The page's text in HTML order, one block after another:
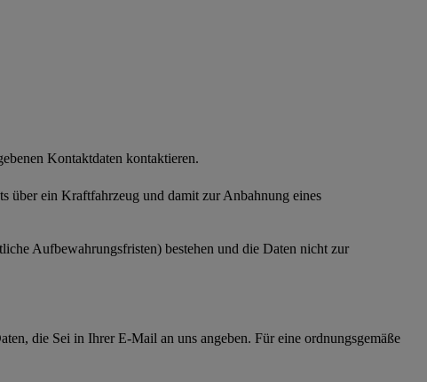
Kontaktdaten kontaktieren.
über ein Kraftfahrzeug und damit zur Anbahnung eines
Aufbewahrungsfristen) bestehen und die Daten nicht zur
die Sei in Ihrer E-Mail an uns angeben. Für eine ordnungsgemäße